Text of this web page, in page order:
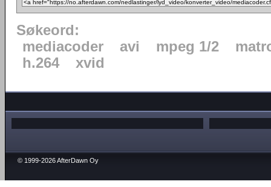
Søkeord:
mediacoder
avi mpeg 1/2
h.264
xvid
© 1999-2026 AfterDawn Oy